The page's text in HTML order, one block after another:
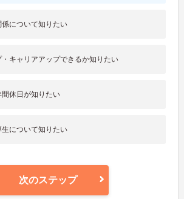
について知りたい
・キャリアアップできるか知りたい
休日が知りたい
について知りたい
次のステップ